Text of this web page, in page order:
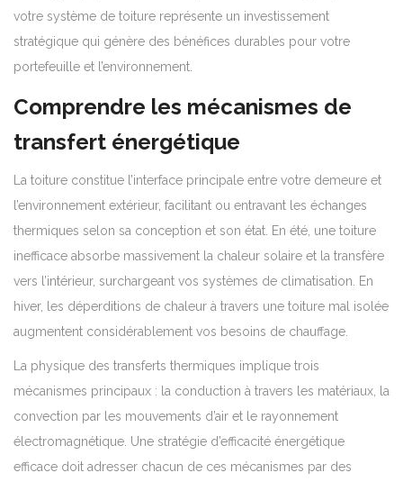
votre système de toiture représente un investissement
stratégique qui génère des bénéfices durables pour votre
portefeuille et l’environnement.
Comprendre les mécanismes de
transfert énergétique
La toiture constitue l’interface principale entre votre demeure et
l’environnement extérieur, facilitant ou entravant les échanges
thermiques selon sa conception et son état. En été, une toiture
inefficace absorbe massivement la chaleur solaire et la transfère
vers l’intérieur, surchargeant vos systèmes de climatisation. En
hiver, les déperditions de chaleur à travers une toiture mal isolée
augmentent considérablement vos besoins de chauffage.
La physique des transferts thermiques implique trois
mécanismes principaux : la conduction à travers les matériaux, la
convection par les mouvements d’air et le rayonnement
électromagnétique. Une stratégie d’efficacité énergétique
efficace doit adresser chacun de ces mécanismes par des